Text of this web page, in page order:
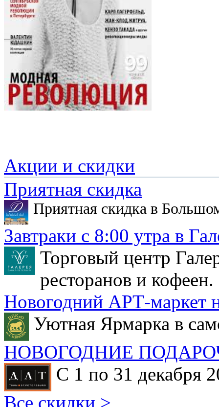
Акции и скидки
Приятная скидка
Приятная скидка в
Завтраки с 8:00 утра в
Торговый центр
ресторанов и кофеен.
Новогодний АРТ-маркет
Уютная Ярмарка в
НОВОГОДНИЕ
С 1 по 31 декабря
Все скидки >